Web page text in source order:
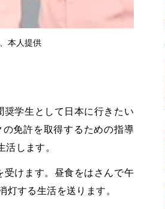
本人提供
学生として日本に行きたい
免許を取得するための指導
します。
けます。昼食をはさんで午
する生活を送ります。